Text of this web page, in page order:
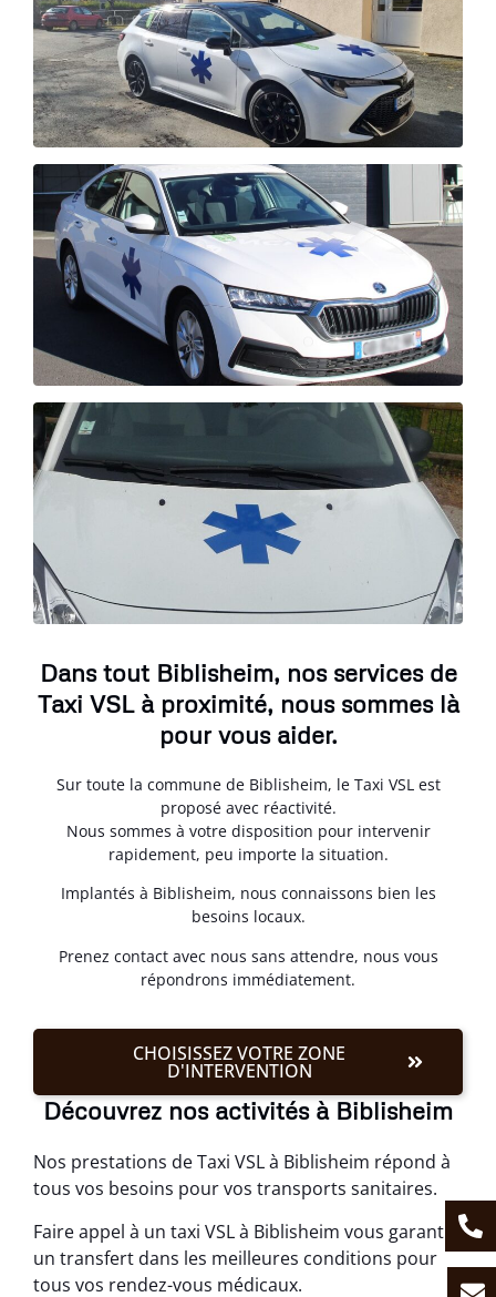
Dans tout Biblisheim, nos services de
Taxi VSL à proximité, nous sommes là
pour vous aider.
Sur toute la commune de Biblisheim, le Taxi VSL est
proposé avec réactivité.
Nous sommes à votre disposition pour intervenir
rapidement, peu importe la situation.
Implantés à Biblisheim, nous connaissons bien les
besoins locaux.
Prenez contact avec nous sans attendre, nous vous
répondrons immédiatement.
CHOISISSEZ VOTRE ZONE
D'INTERVENTION
Découvrez nos activités à Biblisheim
Nos prestations de Taxi VSL à Biblisheim répond à
tous vos besoins pour vos transports sanitaires.
Faire appel à un taxi VSL à Biblisheim vous garantit
un transfert dans les meilleures conditions pour
tous vos rendez-vous médicaux.